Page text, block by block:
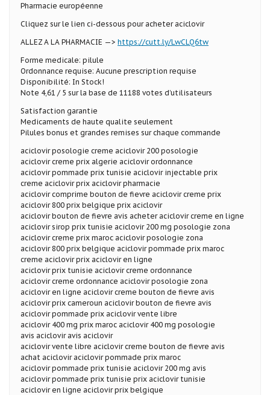
Pharmacie européenne
Cliquez sur le lien ci-dessous pour acheter aciclovir
ALLEZ A LA PHARMACIE —> https://cutt.ly/LwCLQ6tw
Forme medicale: pilule
Ordonnance requise: Aucune prescription requise
Disponibilité: In Stock!
Note 4,61 / 5 sur la base de 11188 votes d’utilisateurs
Satisfaction garantie
Medicaments de haute qualite seulement
Pilules bonus et grandes remises sur chaque commande
aciclovir posologie creme aciclovir 200 posologie
aciclovir creme prix algerie aciclovir ordonnance
aciclovir pommade prix tunisie aciclovir injectable prix
creme aciclovir prix aciclovir pharmacie
aciclovir comprime bouton de fievre aciclovir creme prix
aciclovir 800 prix belgique prix aciclovir
aciclovir bouton de fievre avis acheter aciclovir creme en ligne
aciclovir sirop prix tunisie aciclovir 200 mg posologie zona
aciclovir creme prix maroc aciclovir posologie zona
aciclovir 800 prix belgique aciclovir pommade prix maroc
creme aciclovir prix aciclovir en ligne
aciclovir prix tunisie aciclovir creme ordonnance
aciclovir creme ordonnance aciclovir posologie zona
aciclovir en ligne aciclovir creme bouton de fievre avis
aciclovir prix cameroun aciclovir bouton de fievre avis
aciclovir pommade prix aciclovir vente libre
aciclovir 400 mg prix maroc aciclovir 400 mg posologie
avis aciclovir avis aciclovir
aciclovir vente libre aciclovir creme bouton de fievre avis
achat aciclovir aciclovir pommade prix maroc
aciclovir pommade prix tunisie aciclovir 200 mg avis
aciclovir pommade prix tunisie prix aciclovir tunisie
aciclovir en ligne aciclovir prix belgique